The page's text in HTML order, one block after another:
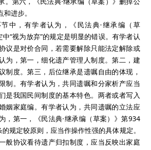
值判断，它需要达成价值共识。
承编中第二单元的主题是“遗产管理人”，由黑
雅教授主持。西南政法大学民商法学院陈苇
中国人民大学法学院杨立新教授为与谈人。
中，陈苇教授指出：《民法典·继承编（草
理的条文主要存在两方面不足：一是欠缺遗